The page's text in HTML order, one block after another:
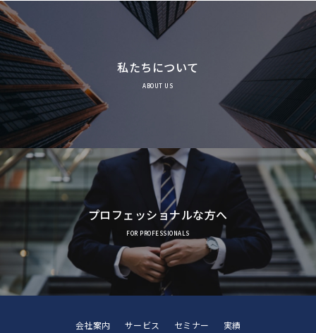
私たちについて
ABOUT US
プロフェッショナルな方へ
FOR PROFESSIONALS
会社案内 サービス セミナー 実績